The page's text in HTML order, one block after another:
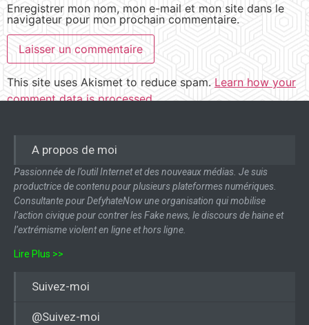
Enregistrer mon nom, mon e-mail et mon site dans le
navigateur pour mon prochain commentaire.
This site uses Akismet to reduce spam. Learn how your
comment data is processed.
A propos de moi
Passionnée de l’outil Internet et des nouveaux médias. Je suis
productrice de contenu pour plusieurs plateformes numériques.
Consultante pour DefyhateNow une organisation qui mobilise
l’action civique pour contrer les Fake news, le discours de haine et
l’extrémisme violent en ligne et hors ligne.
Lire Plus >>
Suivez-moi
@Suivez-moi